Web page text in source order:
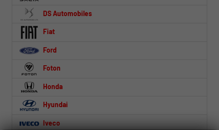
DS Automobiles
Fiat
Ford
Foton
Honda
Hyundai
Iveco